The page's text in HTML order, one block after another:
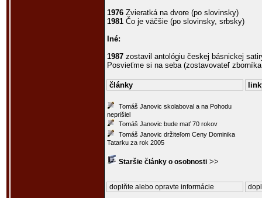
1976 Zvieratká na dvore (po slovinsky)
1981 Čo je väčšie (po slovinsky, srbsky)
Iné:
1987 zostavil antológiu českej básnickej
Posvieťme si na seba (zostavovateľ
články
Tomáš Janovic skolaboval a na Pohodu
neprišiel
Tomáš Janovic bude mať 70 rokov
Tomáš Janovic držiteľom Ceny Dominika
Tatarku za rok 2005
Staršie články o osobnosti >>
doplňte alebo opravte informácie